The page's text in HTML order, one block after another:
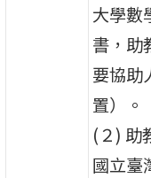
大學數
書，助
要協助
置）。
(２) 助
國立臺